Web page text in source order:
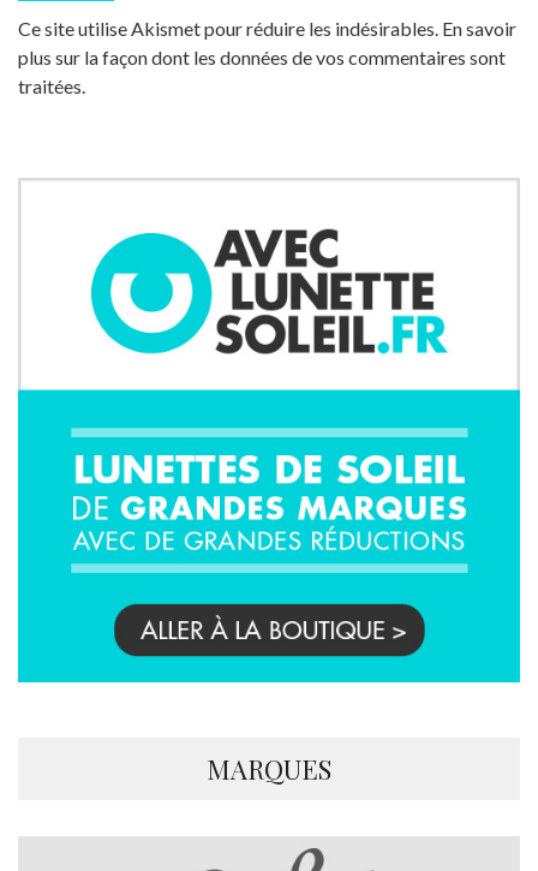
Ce site utilise Akismet pour réduire les indésirables. En savoir
plus sur la façon dont les données de vos commentaires sont
traitées.
MARQUES